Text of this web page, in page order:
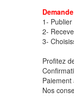
1-
2-
3-
Profitez
Nos